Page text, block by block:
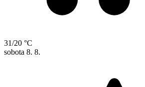
31/20 °C
sobota 8. 8.